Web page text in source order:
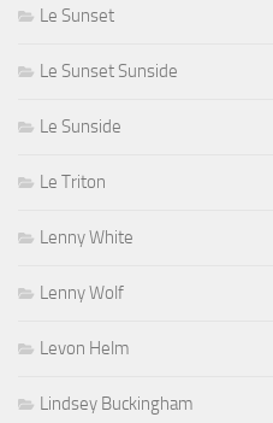
Le Sunset
Le Sunset Sunside
Le Sunside
Le Triton
Lenny White
Lenny Wolf
Levon Helm
Lindsey Buckingham